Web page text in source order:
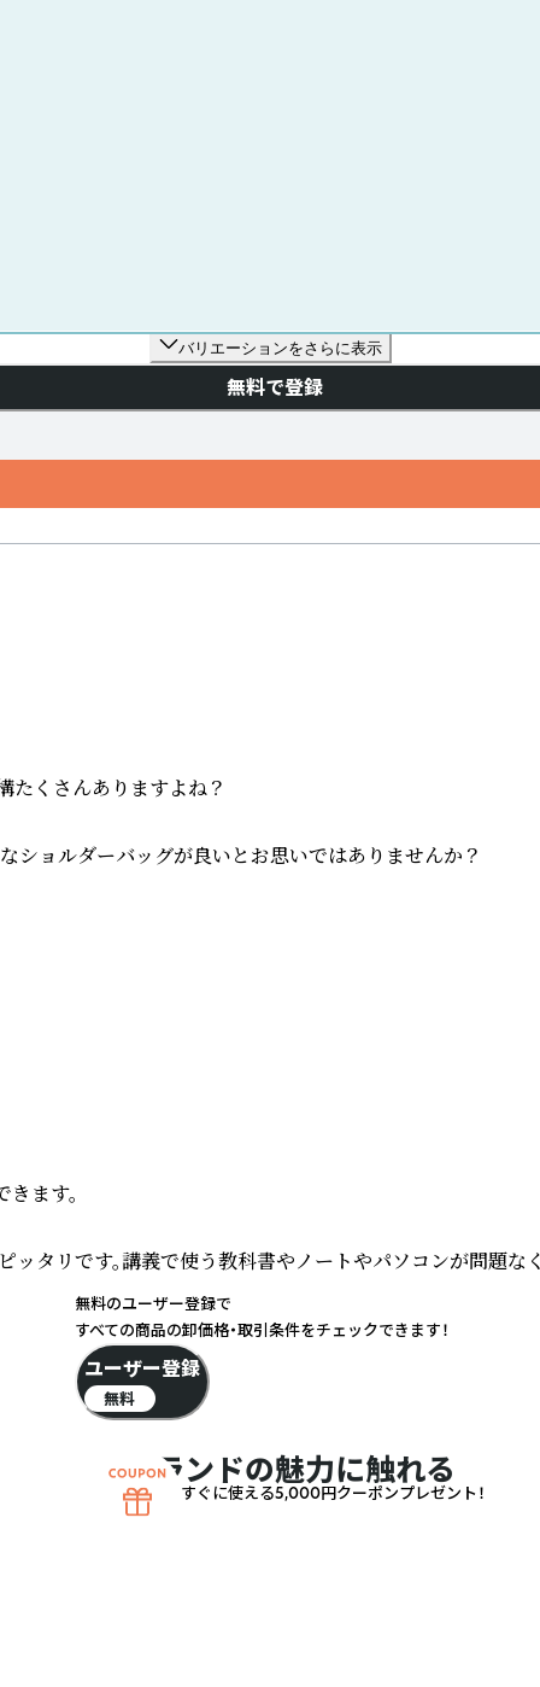
バリエーションをさらに表示
無料で登録
たくさんありますよね？
ショルダーバッグが良いとお思いではありませんか？
ます。
です。講義で使う教科書やノートやパソコンが問題な
ブランドの魅力に触れる
無料のユーザー登録で
すべての商品の卸価格・取引条件をチェックできます！
ユーザー登録
無料
すぐに使える5,000円クーポンプレゼント！